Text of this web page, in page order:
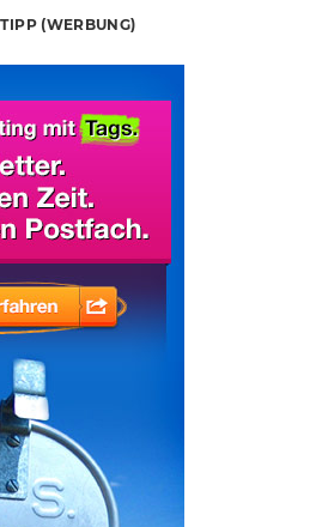
(WERBUNG)